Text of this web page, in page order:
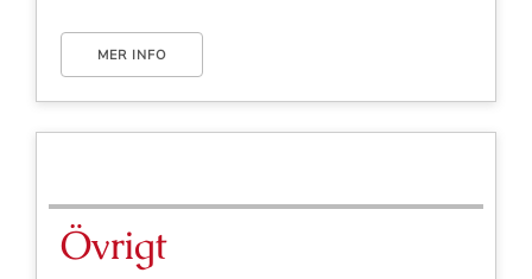
MER INFO
Övrigt